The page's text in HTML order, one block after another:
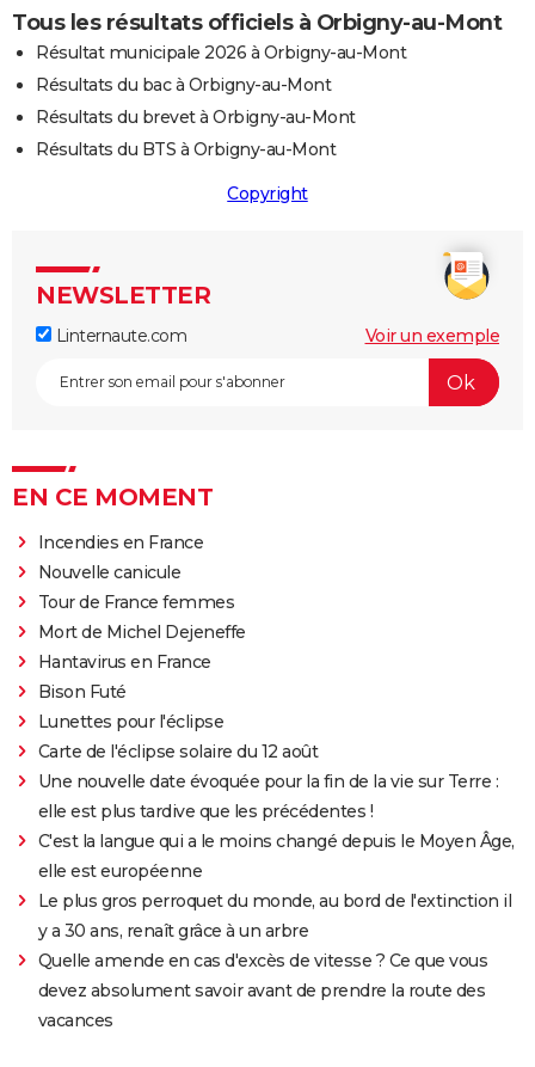
Tous les résultats officiels à Orbigny-au-Mont
Résultat municipale 2026 à Orbigny-au-Mont
Résultats du bac à Orbigny-au-Mont
Résultats du brevet à Orbigny-au-Mont
Résultats du BTS à Orbigny-au-Mont
Copyright
NEWSLETTER
Linternaute.com Voir un exemple
EN CE MOMENT
Incendies en France
Nouvelle canicule
Tour de France femmes
Mort de Michel Dejeneffe
Hantavirus en France
Bison Futé
Lunettes pour l'éclipse
Carte de l'éclipse solaire du 12 août
Une nouvelle date évoquée pour la fin de la vie sur Terre :
elle est plus tardive que les précédentes !
C'est la langue qui a le moins changé depuis le Moyen Âge,
elle est européenne
Le plus gros perroquet du monde, au bord de l'extinction il
y a 30 ans, renaît grâce à un arbre
Quelle amende en cas d'excès de vitesse ? Ce que vous
devez absolument savoir avant de prendre la route des
vacances